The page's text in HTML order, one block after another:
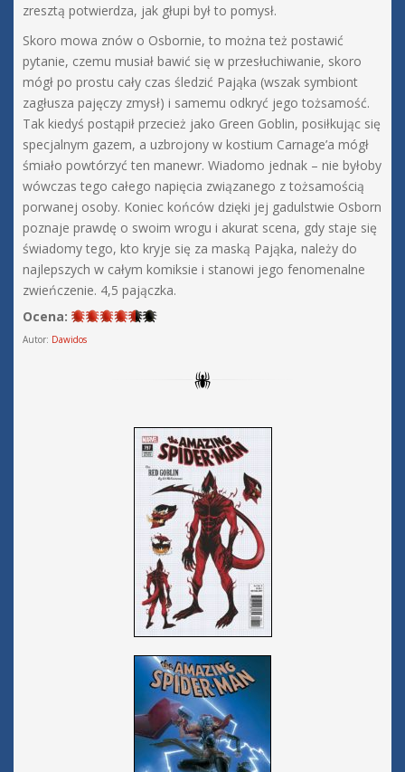
zresztą potwierdza, jak głupi był to pomysł.
Skoro mowa znów o Osbornie, to można też postawić
pytanie, czemu musiał bawić się w przesłuchiwanie, skoro
mógł po prostu cały czas śledzić Pająka (wszak symbiont
zagłusza pajęczy zmysł) i samemu odkryć jego tożsamość.
Tak kiedyś postąpił przecież jako Green Goblin, posiłkując się
specjalnym gazem, a uzbrojony w kostium Carnage’a mógł
śmiało powtórzyć ten manewr. Wiadomo jednak – nie byłoby
wówczas tego całego napięcia związanego z tożsamością
porwanej osoby. Koniec końców dzięki jej gadulstwie Osborn
poznaje prawdę o swoim wrogu i akurat scena, gdy staje się
świadomy tego, kto kryje się za maską Pająka, należy do
najlepszych w całym komiksie i stanowi jego fenomenalne
zwieńczenie. 4,5 pajączka.
Ocena:
Autor: Dawidos